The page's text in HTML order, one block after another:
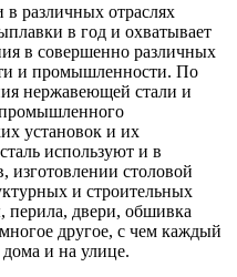
различных отраслях
в год и охватывает
в совершенно различных
и промышленности. По
нержавеющей стали и
промышленного
установок и их
используют и в
изготовлении столовой
и строительных
перила, двери, обшивка
другое, с чем каждый
дома и на улице.